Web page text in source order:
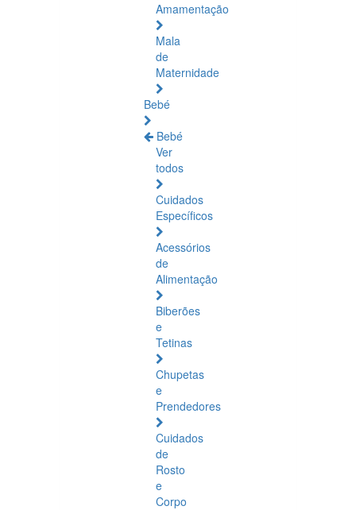
Amamentação
Mala
de
Maternidade
Bebé
Bebé
Ver
todos
Cuidados
Específicos
Acessórios
de
Alimentação
Biberões
e
Tetinas
Chupetas
e
Prendedores
Cuidados
de
Rosto
e
Corpo